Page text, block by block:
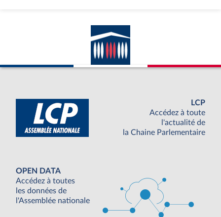
LCP
Accédez à toute
l'actualité de
la Chaine Parlementaire
OPEN DATA
Accédez à toutes
les données de
l'Assemblée nationale